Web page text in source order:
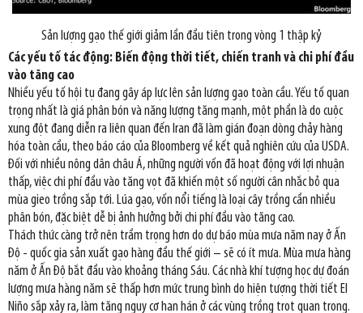
Sản lượng gạo thế giới giảm lần đầu tiên trong vòng 1 thập kỷ
Các yếu tố tác động: Biến động thời tiết, chiến tranh và chi phí đầu
vào tăng cao
Nhiều yếu tố hội tụ đang gây áp lực lên sản lượng gạo toàn cầu. Yếu tố quan
trọng nhất là giá phân bón và năng lượng tăng mạnh, một phần là do cuộc
xung đột đang diễn ra liên quan đến Iran đã làm gián đoạn dòng chảy hàng
hóa toàn cầu, theo báo cáo của Bloomberg về kết quả nghiên cứu của USDA.
Đối với nhiều nông dân châu Á, những người vốn đã hoạt động với lợi nhuận
thấp, việc chi phí đầu vào tăng vọt đã khiến một số người cân nhắc bỏ qua
mùa gieo trồng sắp tới. Lúa gạo, vốn nổi tiếng là loại cây trồng cần nhiều
phân bón, đặc biệt dễ bị ảnh hưởng bởi chi phí đầu vào tăng cao.
Thách thức càng trở nên trầm trọng hơn do dự báo mùa mưa năm nay ở Ấn
Độ - quốc gia sản xuất gạo hàng đầu thế giới – sẽ có ít mưa. Mùa mưa hàng
năm ở Ấn Độ bắt đầu vào khoảng tháng Sáu. Các nhà khí tượng học dự đoán
lượng mưa hàng năm sẽ thấp hơn mức trung bình do hiện tượng thời tiết El
Niño sắp xảy ra, làm tăng nguy cơ hạn hán ở các vùng trồng trọt quan trọng.